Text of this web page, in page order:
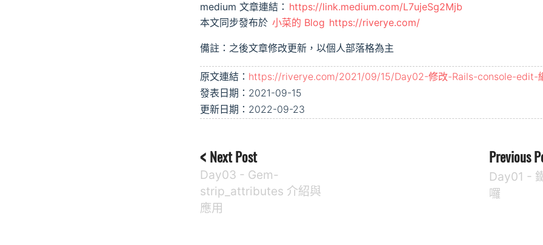
medium 文章連結： https://link.medium.com/L7ujeSg2Mjb
本文同步發布於 小菜的 Blog https://riverye.com/
備註：之後文章修改更新，以個人部落格為主
原文連結： https://riverye.com/2021/09/15/Day02-修改-Rails-console-edit-
發表日期：2021-09-15
更新日期：2022-09-23
Next Post
Day03 - Gem-
strip_attributes 介紹與
應用
Previous
Day01 -
囉